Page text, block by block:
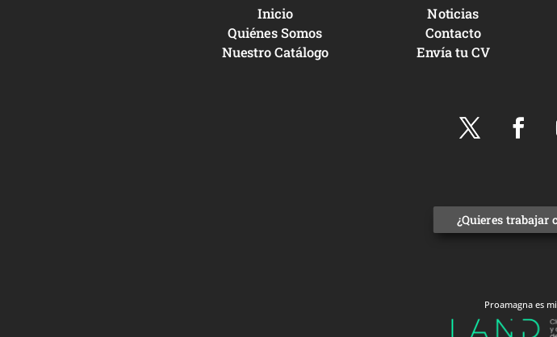
Inicio
Quiénes Somos
Nuestro Catálogo
Noticias
Contacto
Envía tu CV
¿Quieres trabajar
Proamagna es